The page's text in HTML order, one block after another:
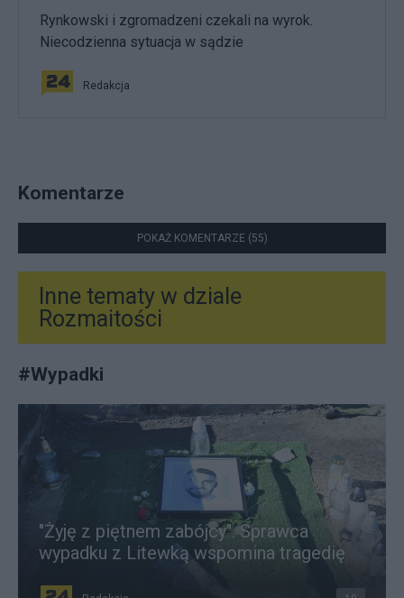
Rynkowski i zgromadzeni czekali na wyrok.
Niecodzienna sytuacja w sądzie
Redakcja
Komentarze
POKAŻ KOMENTARZE (55)
Inne tematy w dziale
Rozmaitości
#Wypadki
"Żyję z piętnem zabójcy". Sprawca
wypadku z Litewką wspomina tragedię